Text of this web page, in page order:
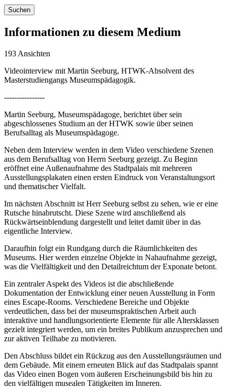
Suchen
Informationen zu diesem Medium
193 Ansichten
Videointerview mit Martin Seeburg, HTWK-Absolvent des
Masterstudiengangs Museumspädagogik.
----------------
Martin Seeburg, Museumspädagoge, berichtet über sein
abgeschlossenes Studium an der HTWK sowie über seinen
Berufsalltag als Museumspädagoge.
Neben dem Interview werden in dem Video verschiedene Szenen
aus dem Berufsalltag von Herrn Seeburg gezeigt. Zu Beginn
eröffnet eine Außenaufnahme des Stadtpalais mit mehreren
Ausstellungsplakaten einen ersten Eindruck von Veranstaltungsort
und thematischer Vielfalt.
Im nächsten Abschnitt ist Herr Seeburg selbst zu sehen, wie er eine
Rutsche hinabrutscht. Diese Szene wird anschließend als
Rückwärtseinblendung dargestellt und leitet damit über in das
eigentliche Interview.
Daraufhin folgt ein Rundgang durch die Räumlichkeiten des
Museums. Hier werden einzelne Objekte in Nahaufnahme gezeigt,
was die Vielfältigkeit und den Detailreichtum der Exponate betont.
Ein zentraler Aspekt des Videos ist die abschließende
Dokumentation der Entwicklung einer neuen Ausstellung in Form
eines Escape-Rooms. Verschiedene Bereiche und Objekte
verdeutlichen, dass bei der museumspraktischen Arbeit auch
interaktive und handlungsorientierte Elemente für alle Altersklassen
gezielt integriert werden, um ein breites Publikum anzusprechen und
zur aktiven Teilhabe zu motivieren.
Den Abschluss bildet ein Rückzug aus den Ausstellungsräumen und
dem Gebäude. Mit einem erneuten Blick auf das Stadtpalais spannt
das Video einen Bogen vom äußeren Erscheinungsbild bis hin zu
den vielfältigen musealen Tätigkeiten im Inneren.